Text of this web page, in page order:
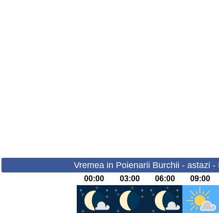
Vremea in Poienarii Burchii - astazi -
00:00 03:00 06:00 09:00